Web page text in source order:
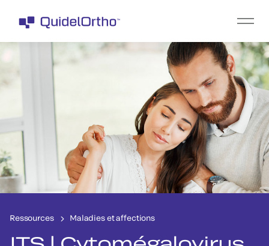
Ressources Maladies et affections